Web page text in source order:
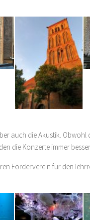
auch die Akustik. Obwohl
die Konzerte immer besser.
Förderverein für den